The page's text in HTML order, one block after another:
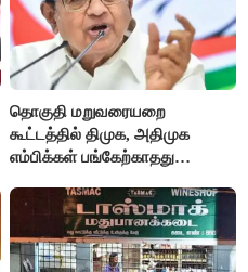
தொகுதி மறுவரையறை
கூட்டத்தில் திமுக, அதிமுக
எம்பிக்கள் பங்கேற்காதது